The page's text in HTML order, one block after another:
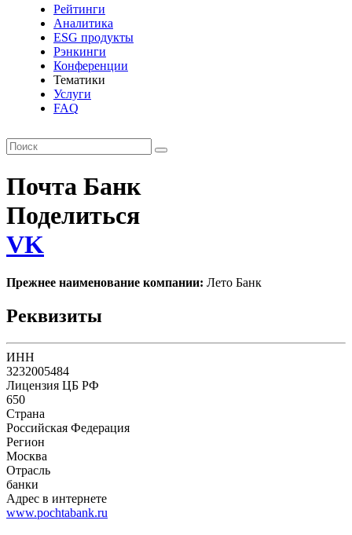
Рейтинги
Аналитика
ESG продукты
Рэнкинги
Конференции
Тематики
Услуги
FAQ
Почта Банк
Поделиться
VK
Прежнее наименование компании: Лето Банк
Реквизиты
ИНН
3232005484
Лицензия ЦБ РФ
650
Страна
Российская Федерация
Регион
Москва
Отрасль
банки
Адрес в интернете
www.pochtabank.ru